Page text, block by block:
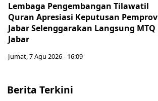
Lembaga Pengembangan Tilawatil
Quran Apresiasi Keputusan Pemprov
Jabar Selenggarakan Langsung MTQ
Jabar
Jumat, 7 Agu 2026 - 16:09
Berita Terkini